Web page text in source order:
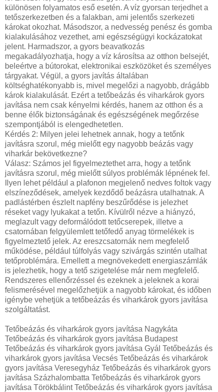
különösen folyamatos eső esetén. A víz gyorsan terjedhet a
tetőszerkezetben és a falakban, ami jelentős szerkezeti
károkat okozhat. Másodszor, a nedvesség penész és gomba
kialakulásához vezethet, ami egészségügyi kockázatokat
jelent. Harmadszor, a gyors beavatkozás
megakadályozhatja, hogy a víz károsítsa az otthon belsejét,
beleértve a bútorokat, elektronikai eszközöket és személyes
tárgyakat. Végül, a gyors javítás általában
költséghatékonyabb is, mivel megelőzi a nagyobb, drágább
károk kialakulását. Ezért a tetőbeázás és viharkárok gyors
javítása nem csak kényelmi kérdés, hanem az otthon és a
benne élők biztonságának és egészségének megőrzése
szempontjából is elengedhetetlen.
Kérdés 2: Milyen jelei lehetnek annak, hogy a tetőnk
javításra szorul, még mielőtt egy nagyobb beázás vagy
viharkár bekövetkezne?
Válasz: Számos jel figyelmeztethet arra, hogy a tetőnk
javításra szorul, még mielőtt súlyos problémák lépnének fel.
Ilyen lehet például a plafonon megjelenő nedves foltok vagy
elszíneződések, amelyek kezdődő beázásra utalhatnak. A
padlástérben észlelt napfény beszűrődése is jelezhet
réseket vagy lyukakat a tetőn. Kívülről nézve a hiányzó,
meglazult vagy deformálódott tetőcserepek, illetve a
csatornában felgyülemlett tetőfedő anyag törmelékek is
figyelmeztető jelek. Az ereszcsatornák nem megfelelő
működése, például túlfolyás vagy szivárgás szintén utalhat
tetőproblémára. Emellett a megnövekedett energiaszámlák
is jelezhetik, hogy a tető szigetelése már nem megfelelő.
Rendszeres ellenőrzéssel és ezeknek a jeleknek a korai
felismerésével megelőzhetjük a nagyobb károkat, és időben
igénybe vehetjük a tetőbeázás és viharkárok gyors javítása
szolgáltatást.
Tetőbeázás és viharkárok gyors javítása Nagykáta
Tetőbeázás és viharkárok gyors javítása Budapest
Tetőbeázás és viharkárok gyors javítása Gyál Tetőbeázás és
viharkárok gyors javítása Vecsés Tetőbeázás és viharkárok
gyors javítása Veresegyház Tetőbeázás és viharkárok gyors
javítása Százhalombatta Tetőbeázás és viharkárok gyors
javítása Törökbálint Tetőbeázás és viharkárok gyors javítása